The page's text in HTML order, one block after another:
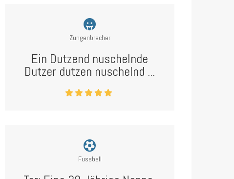
Zungenbrecher
Ein Dutzend nuschelnde
Dutzer dutzen nuschelnd ...
Fussball